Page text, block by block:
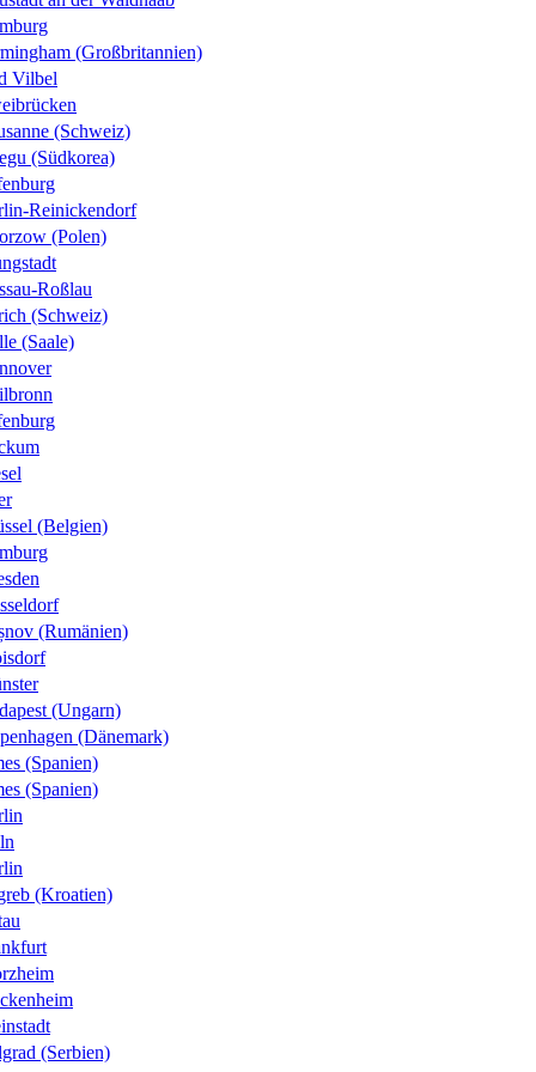
(Großbritannien)
Vilbel
(Schweiz)
(Südkorea)
Reinickendorf
(Polen)
Roßlau
(Schweiz)
(Saale)
(Belgien)
(Rumänien)
(Ungarn)
(Dänemark)
(Spanien)
(Spanien)
(Kroatien)
(Serbien)